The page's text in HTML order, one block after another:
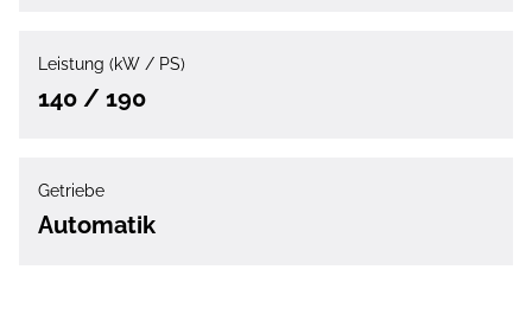
Leistung (kW / PS)
140 / 190
Getriebe
Automatik